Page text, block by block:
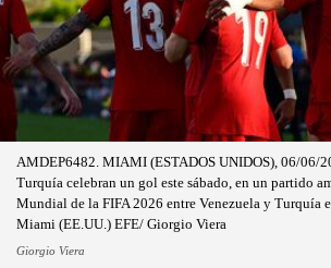
AMDEP6482. MIAMI (ESTADOS UNIDOS), 06/06/
Turquía celebran un gol este sábado, en un partido
Mundial de la FIFA 2026 entre Venezuela y Turquía
Miami (EE.UU.) EFE/ Giorgio Viera
Giorgio Viera